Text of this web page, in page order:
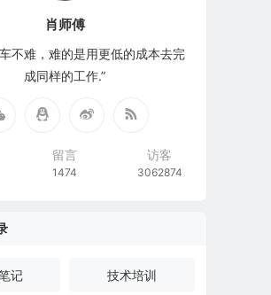
肖师傅
不难，难的是用更低的成本去完
成同样的工作.”
留言
1474
访客
3062874
记 技术培训